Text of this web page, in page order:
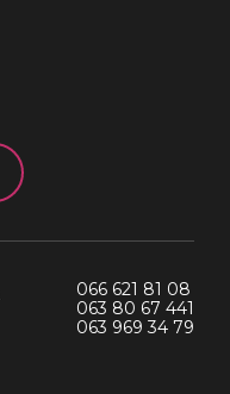
066 621 81 08
063 80 67 441
063 969 34 79